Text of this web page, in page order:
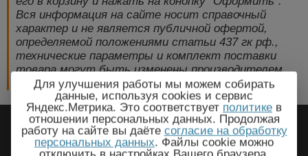
Вся информация на сайте носит справочный
характер и не является публичной офертой,
определяемой положениями статьи 437 гк рф.,
технические параметры и комплект поставки
товара могут быть изменены производителем
без предварительного уведомления!
2009-2026 © ЭлектроПрогресс -
Электротехническое оборудование
Для улучшения работы мы можем собирать
данные, используя cookies и сервис
Яндекс.Метрика. Это соответствует политике в
отношении персональных данных. Продолжая
работу на сайте вы даёте согласие на обработку
персональных данных. Файлы cookie можно